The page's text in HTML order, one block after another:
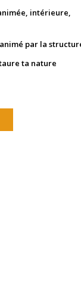
intérieure,
par la